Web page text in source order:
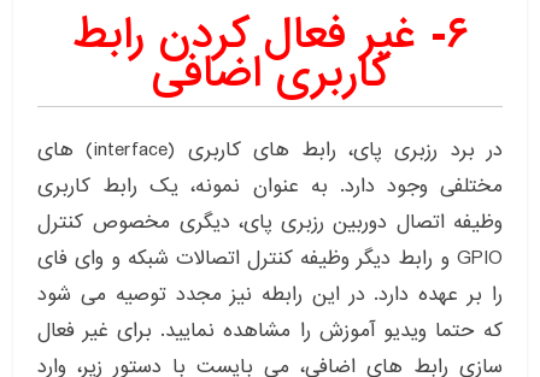
۶- غیر فعال کردن رابط
کاربری اضافی
در برد رزبری پای، رابط های کاربری (interface) های
مختلفی وجود دارد. به عنوان نمونه، یک رابط کاربری
وظیفه اتصال دوربین رزبری پای، دیگری مخصوص کنترل
GPIO و رابط دیگر وظیفه کنترل اتصالات شبکه و وای فای
را بر عهده دارد. در این رابطه نیز مجدد توصیه می شود
که حتما ویدیو آموزش را مشاهده نمایید. برای غیر فعال
سازی رابط های اضافی، می بایست با دستور زیر، وارد